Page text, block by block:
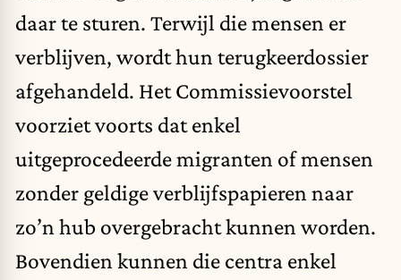
daar te sturen. Terwijl die mensen er
verblijven, wordthun terugkeerdossier
afgehandeld. Het Commissievoorstel
voorzietvoorts dat enkel
uitgeprocedeerde migranten ofmensen
zonder geldige verblijfspapieren naar
zo’n hub overgebracht kunnen worden.
Bovendien kunnen die centra enkel